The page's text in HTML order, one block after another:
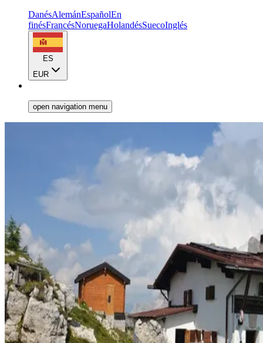
DanésAlemánEspañolEn
finésFrancésNoruegaHolandésSuecoInglés
ES
EUR
open navigation menu